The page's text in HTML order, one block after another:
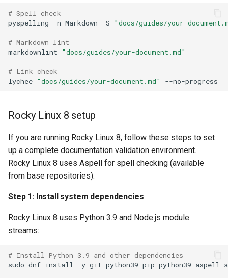
# Spell check
pyspelling -n Markdown -S "docs/guides/your-
# Markdown lint
markdownlint
"docs/guides/your-document.md"
# Link check
lychee "docs/guides/your-document.md"
Rocky Linux 8 setup
If you are running Rocky Linux 8, follow these steps to set
up a complete documentation validation environment.
Rocky Linux 8 uses Aspell for spell checking (available
from base repositories).
Step 1: Install system dependencies
Rocky Linux 8 uses Python 3.9 and Node.js module
streams:
# Install Python 3.9 and other dependencies
sudo dnf install -y git python39-pip python39 aspell